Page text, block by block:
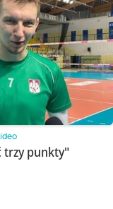
trzy punkty"